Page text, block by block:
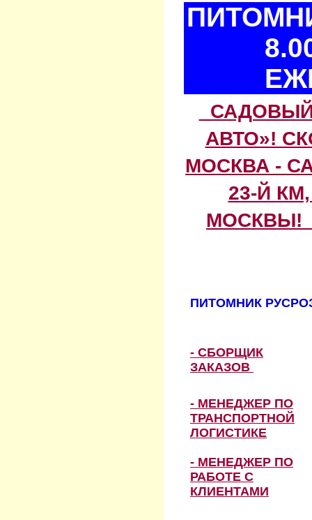
АВТО»!
МОСКВА -
23-Й
МОСКВЫ!
ПИТОМНИК
- СБОРЩИК
ЗАКАЗОВ
- МЕНЕДЖЕР ПО
ТРАНСПОРТНОЙ
ЛОГИСТИКЕ
- МЕНЕДЖЕР ПО
РАБОТЕ С
КЛИЕНТАМИ